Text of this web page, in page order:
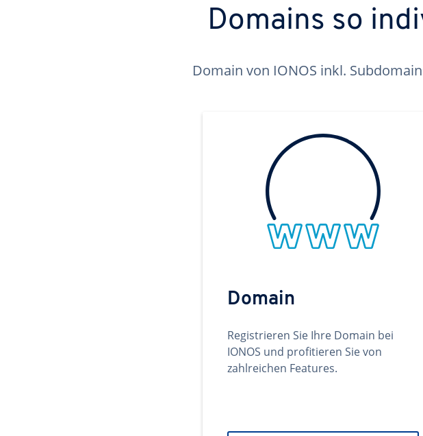
Domains so
Domain von IONOS inkl.
Domain
Registrieren Sie Ihre Domain bei
IONOS und profitieren Sie von
zahlreichen Features.